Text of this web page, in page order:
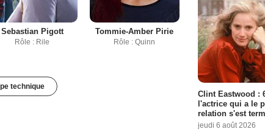
Sebastian Pigott
Rôle : Rile
Tommie-Amber Pirie
Rôle : Quinn
technique
Clint Eastwood :
l'actrice qui a le
relation s'est
jeudi 6 août 2026